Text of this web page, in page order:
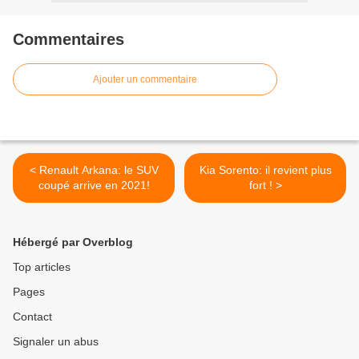
Commentaires
Ajouter un commentaire
< Renault Arkana: le SUV
coupé arrive en 2021!
Kia Sorento: il revient plus
fort ! >
Hébergé par Overblog
Top articles
Pages
Contact
Signaler un abus